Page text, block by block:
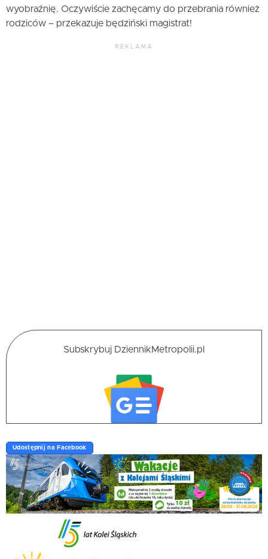
wyobraźnię. Oczywiście zachęcamy do przebrania również
rodziców – przekazuje będziński magistrat!
REKLAMA
Subskrybuj DziennikMetropolii.pl
Udostępnij na Facebook